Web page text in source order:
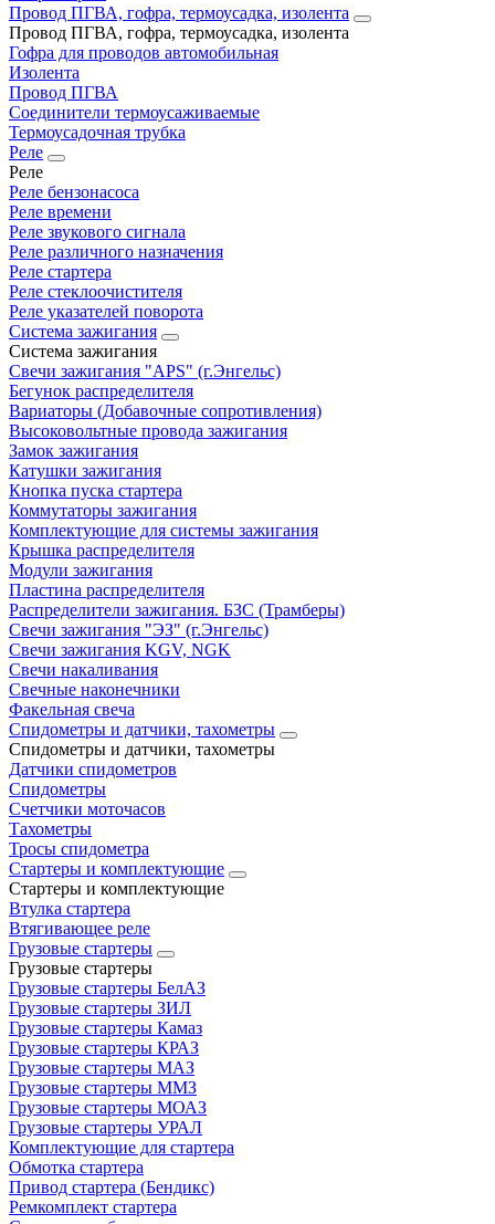
Провод ПГВА, гофра, термоусадка, изолента
Провод ПГВА, гофра, термоусадка, изолента
Гофра для проводов автомобильная
Изолента
Провод ПГВА
Соединители термоусаживаемые
Термоусадочная трубка
Реле
Реле
Реле бензонасоса
Реле времени
Реле звукового сигнала
Реле различного назначения
Реле стартера
Реле стеклоочистителя
Реле указателей поворота
Система зажигания
Система зажигания
Свечи зажигания "APS" (г.Энгельс)
Бегунок распределителя
Вариаторы (Добавочные сопротивления)
Высоковольтные провода зажигания
Замок зажигания
Катушки зажигания
Кнопка пуска стартера
Коммутаторы зажигания
Комплектующие для системы зажигания
Крышка распределителя
Модули зажигания
Пластина распределителя
Распределители зажигания. БЗС (Трамберы)
Свечи зажигания "ЭЗ" (г.Энгельс)
Свечи зажигания KGV, NGK
Свечи накаливания
Свечные наконечники
Факельная свеча
Спидометры и датчики, тахометры
Спидометры и датчики, тахометры
Датчики спидометров
Спидометры
Счетчики моточасов
Тахометры
Тросы спидометра
Стартеры и комплектующие
Стартеры и комплектующие
Втулка стартера
Втягивающее реле
Грузовые стартеры
Грузовые стартеры
Грузовые стартеры БелАЗ
Грузовые стартеры ЗИЛ
Грузовые стартеры Камаз
Грузовые стартеры КРАЗ
Грузовые стартеры МАЗ
Грузовые стартеры ММЗ
Грузовые стартеры МОАЗ
Грузовые стартеры УРАЛ
Комплектующие для стартера
Обмотка стартера
Привод стартера (Бендикс)
Ремкомплект стартера